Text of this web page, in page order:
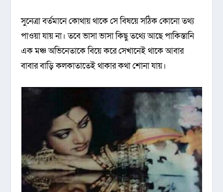
সুনেত্রা বর্তমানে কোথায় থাকে সে বিষয়ে সঠিক কোনো তথ্য
পাওয়া যায় না। তবে ভাসা ভাসা কিছু তথ্যে আছে পাকিস্তানি
এক মঞ্চ অভিনেতাকে বিয়ে করে সেখানেই থাকে আবার
বাবার বাড়ি কলকাতাতেই থাকার কথা শোনা যায়।